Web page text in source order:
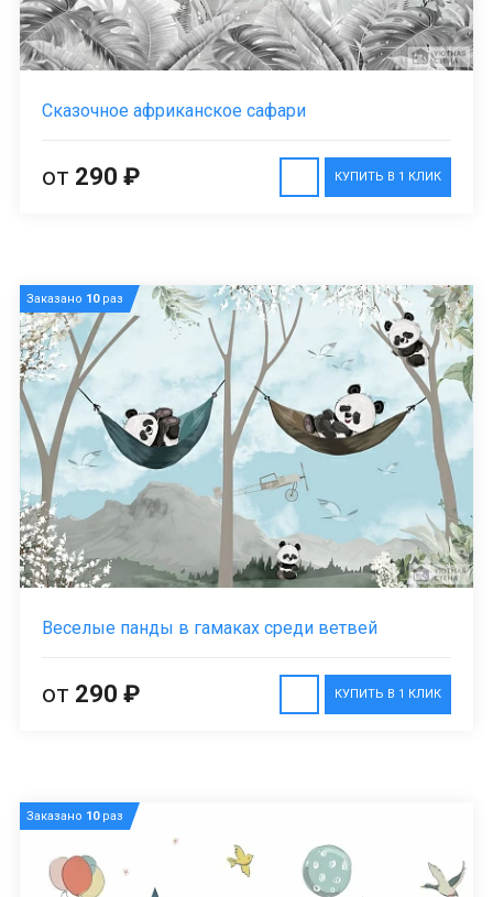
Сказочное африканское сафари
КУПИТЬ В 1 КЛИК
от 290 ₽
Заказано 10раз
Веселые панды в гамаках среди ветвей
КУПИТЬ В 1 КЛИК
от 290 ₽
Заказано 10раз